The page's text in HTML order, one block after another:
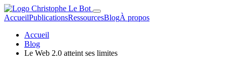
AccueilPublicationsRessourcesBlogÀ propos
Accueil
Blog
Le Web 2.0 atteint ses limites